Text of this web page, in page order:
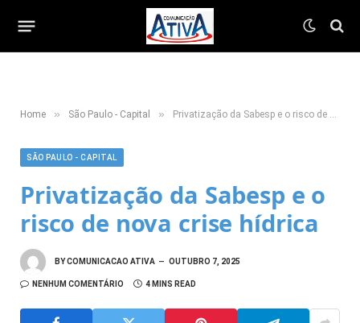
Home » São Paulo - Capital » Privatização da Sabesp e o risco de nova crise hídrica
SÃO PAULO - CAPITAL
Privatização da Sabesp e o
risco de nova crise hídrica
BYCOMUNICACAO ATIVA OUTUBRO 7, 2025
NENHUM COMENTÁRIO 4 MINS READ